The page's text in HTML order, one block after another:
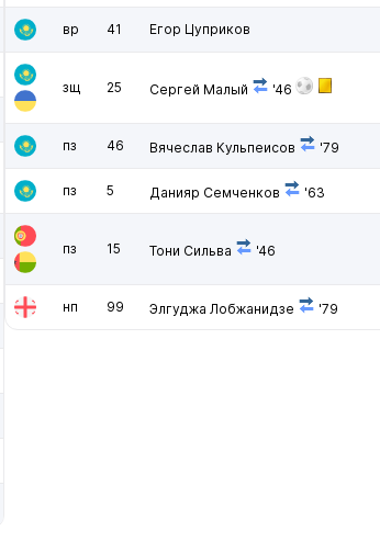
вр 41 Егор Цуприков
зщ 25 Сергей Малый '46
пз 46 Вячеслав Кульпеисов '79
пз 5 Данияр Семченков '63
пз 15 Тони Сильва '46
нп 99 Элгуджа Лобжанидзе '79